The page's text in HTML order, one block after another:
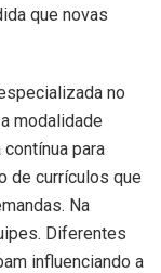
que novas
no
modalidade
para
de currículos que
Na
Diferentes
influenciando a